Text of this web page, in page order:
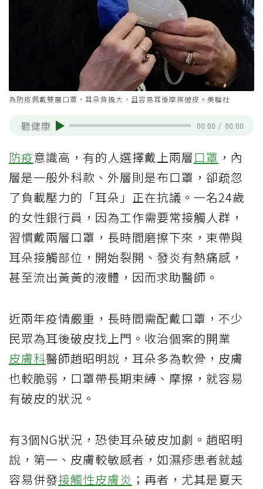
為防疫佩戴雙層口罩，耳朵負擔大，且容易耳後摩擦破皮。美聯社
聽健康 00:00 / 00:00
防疫意識高，有的人選擇戴上兩層口罩 ，內
層是一般外科款、外層則是布口罩，卻疏忽
了負載壓力的「耳朵」正在抗議。一名24歲
的女性銀行員，因為工作需要常接觸人群，
習慣戴兩層口罩，長時間磨擦下來，束帶與
耳朵接觸部位，開始裂開、發炎有熱痛感，
甚至流出黃黃的液體，因而求助醫師。
近兩年疫情嚴重，長時間需配戴口罩，不少
民眾為耳後破皮找上門。收治個案的開業
皮膚科醫師趙昭明說，耳朵多為軟骨，皮膚
也較脆弱，口罩帶長期束縛、摩擦，就容易
有破皮的狀況。
有3個NG狀況，恐使耳朵破皮加劇。趙昭明
說，第一、皮膚較敏感者，如濕疹患者就越
容易併發接觸性皮膚炎 ；再者，尤其是夏天